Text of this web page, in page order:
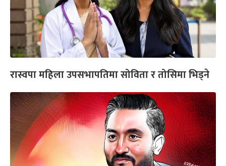
रास्वपा महिला उपसभापतिमा सोविता र तोसिमा भिड्ने